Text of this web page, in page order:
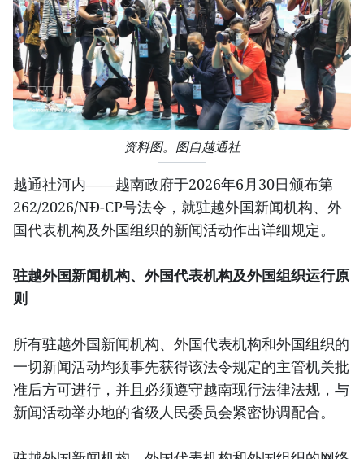
资料图。图自越通社
越通社河内——越南政府于2026年6月30日颁布第
262/2026/NĐ-CP号法令，就驻越外国新闻机构、外
国代表机构及外国组织的新闻活动作出详细规定。
驻越外国新闻机构、外国代表机构及外国组织运行原
则
所有驻越外国新闻机构、外国代表机构和外国组织的
一切新闻活动均须事先获得该法令规定的主管机关批
准后方可进行，并且必须遵守越南现行法律法规，与
新闻活动举办地的省级人民委员会紧密协调配合。